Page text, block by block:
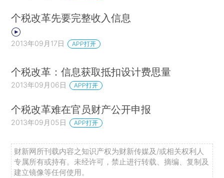
个税改革先要完整收入信息
2013年09月17日 APP打开
个税改革：信息获取抵扣设计费思量
2013年09月06日 APP打开
个税改革难在官员财产公开申报
2013年09月05日 APP打开
财新网所刊载内容之知识产权为财新传媒及/或相关权利人
专属所有或持有。未经许可，禁止进行转载、摘编、复制及
建立镜像等任何使用。